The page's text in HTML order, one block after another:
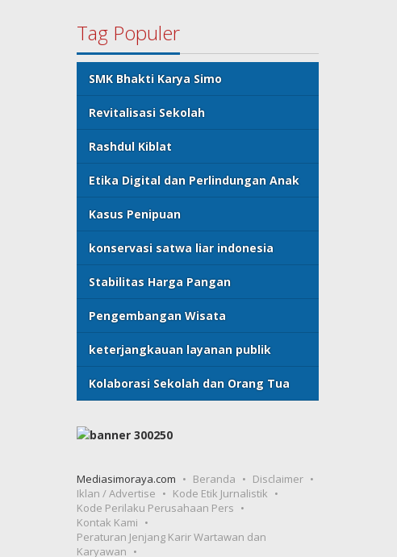
Tag Populer
SMK Bhakti Karya Simo
Revitalisasi Sekolah
Rashdul Kiblat
Etika Digital dan Perlindungan Anak
Kasus Penipuan
konservasi satwa liar indonesia
Stabilitas Harga Pangan
Pengembangan Wisata
keterjangkauan layanan publik
Kolaborasi Sekolah dan Orang Tua
Mediasimoraya.com Beranda
Disclaimer
Iklan / Advertise
Kode Etik Jurnalistik
Kode Perilaku Perusahaan Pers
Kontak Kami
Peraturan Jenjang Karir Wartawan dan
Karyawan